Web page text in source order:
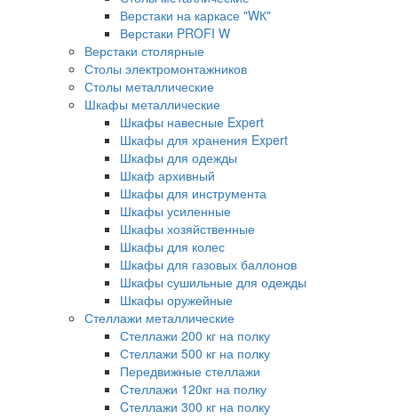
Верстаки на каркасе "WК"
Верстаки PROFI W
Верстаки столярные
Столы электромонтажников
Столы металлические
Шкафы металлические
Шкафы навесные Expert
Шкафы для хранения Expert
Шкафы для одежды
Шкаф архивный
Шкафы для инструмента
Шкафы усиленные
Шкафы хозяйственные
Шкафы для колес
Шкафы для газовых баллонов
Шкафы сушильные для одежды
Шкафы оружейные
Стеллажи металлические
Стеллажи 200 кг на полку
Стеллажи 500 кг на полку
Передвижные стеллажи
Стеллажи 120кг на полку
Cтеллажи 300 кг на полку